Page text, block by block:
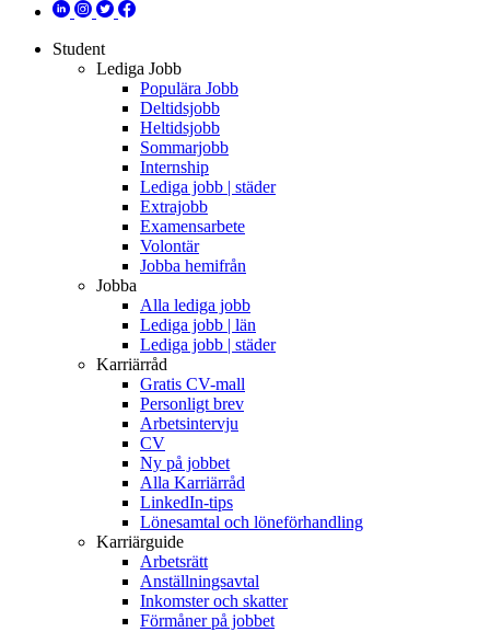
Student
Lediga Jobb
Populära Jobb
Deltidsjobb
Heltidsjobb
Sommarjobb
Internship
Lediga jobb | städer
Extrajobb
Examensarbete
Volontär
Jobba hemifrån
Jobba
Alla lediga jobb
Lediga jobb | län
Lediga jobb | städer
Karriärråd
Gratis CV-mall
Personligt brev
Arbetsintervju
CV
Ny på jobbet
Alla Karriärråd
LinkedIn-tips
Lönesamtal och löneförhandling
Karriärguide
Arbetsrätt
Anställningsavtal
Inkomster och skatter
Förmåner på jobbet